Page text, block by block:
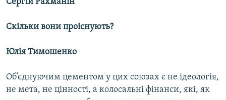
Сергій Рахманін
Скільки вони проіснують?
Юлія Тимошенко
Об’єднуючим цементом у цих союзах є не ідеологія,
не мета, не цінності, а колосальні фінанси, які, як